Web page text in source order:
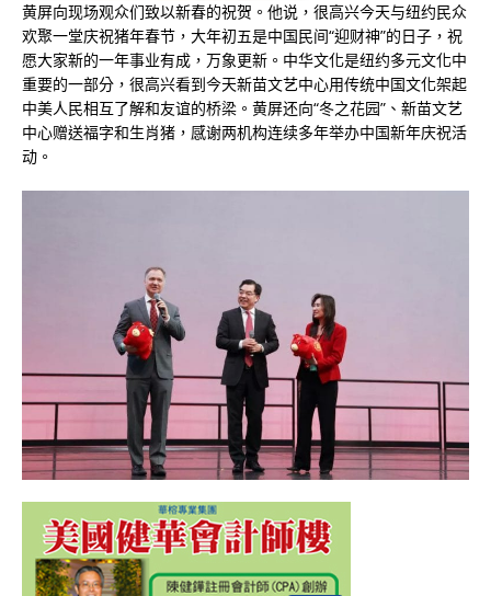
黄屏向现场观众们致以新春的祝贺。他说，很高兴今天与纽约民众
欢聚一堂庆祝猪年春节，大年初五是中国民间“迎财神”的日子，祝
愿大家新的一年事业有成，万象更新。中华文化是纽约多元文化中
重要的一部分，很高兴看到今天新苗文艺中心用传统中国文化架起
中美人民相互了解和友谊的桥梁。黄屏还向“冬之花园”、新苗文艺
中心赠送福字和生肖猪，感谢两机构连续多年举办中国新年庆祝活
动。